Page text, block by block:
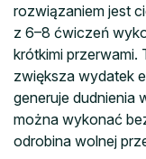
rozwiązaniem jest
z 6–8 ćwiczeń
krótkimi przerwami.
zwiększa wydatek
generuje dudnienia
można wykonać
odrobina wolnej